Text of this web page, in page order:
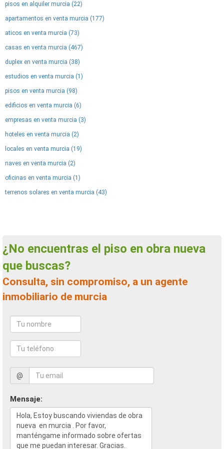
pisos en alquiler murcia (22)
apartamentos en venta murcia (177)
aticos en venta murcia (73)
casas en venta murcia (467)
duplex en venta murcia (38)
estudios en venta murcia (1)
pisos en venta murcia (98)
edificios en venta murcia (6)
empresas en venta murcia (3)
hoteles en venta murcia (2)
locales en venta murcia (19)
naves en venta murcia (2)
oficinas en venta murcia (1)
terrenos solares en venta murcia (43)
¿No encuentras el piso en obra nueva
que buscas?
Consulta, sin compromiso, a un agente
inmobiliario de murcia
@
Mensaje: